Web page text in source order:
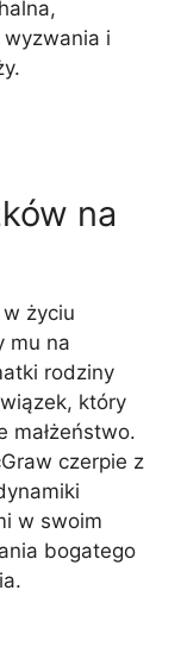
i
na
życiu
mu na
rodziny
który
małżeństwo.
czerpie z
w swoim
bogatego